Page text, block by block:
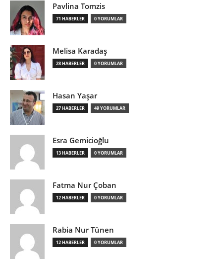
Pavlina Tomzis
71 HABERLER 0 YORUMLAR
Melisa Karadaş
28 HABERLER 0 YORUMLAR
Hasan Yaşar
27 HABERLER 49 YORUMLAR
Esra Gemicioğlu
13 HABERLER 0 YORUMLAR
Fatma Nur Çoban
12 HABERLER 0 YORUMLAR
Rabia Nur Tünen
12 HABERLER 0 YORUMLAR